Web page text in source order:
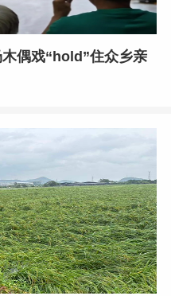
偶戏“hold”住众乡亲